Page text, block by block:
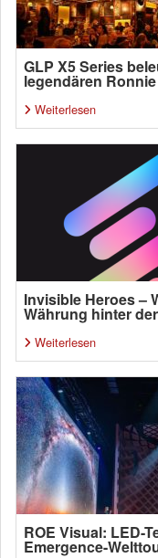
GLP X5 Series
legendären
Weiterlesen
Invisible Heroes –
Währung hinter
Weiterlesen
ROE Visual: LED-
Emergence-